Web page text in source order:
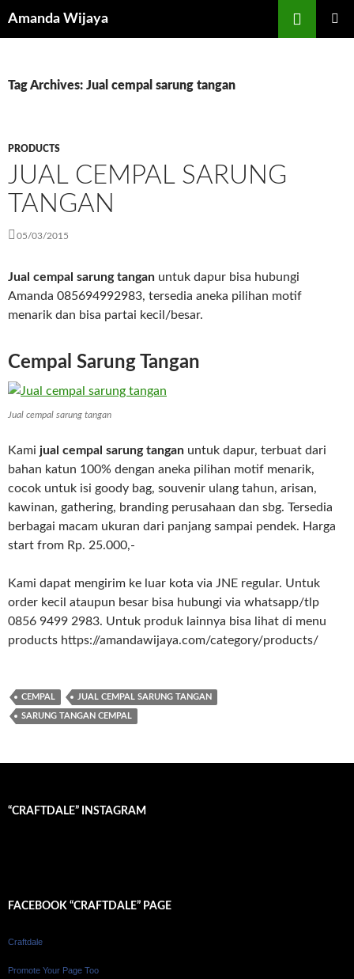
Amanda Wijaya
Tag Archives: Jual cempal sarung tangan
PRODUCTS
JUAL CEMPAL SARUNG
TANGAN
05/03/2015
Jual cempal sarung tangan untuk dapur bisa hubungi
Amanda 085694992983, tersedia aneka pilihan motif
menarik dan bisa partai kecil/besar.
Cempal Sarung Tangan
Jual cempal sarung tangan
Kami jual cempal sarung tangan untuk dapur, terbuat dari
bahan katun 100% dengan aneka pilihan motif menarik,
cocok untuk isi goody bag, souvenir ulang tahun, arisan,
kawinan, gathering, branding perusahaan dan sbg. Tersedia
berbagai macam ukuran dari panjang sampai pendek. Harga
start from Rp. 25.000,-
Kami dapat mengirim ke luar kota via JNE regular. Untuk
order kecil ataupun besar bisa hubungi via whatsapp/tlp
0856 9499 2983. Untuk produk lainnya bisa lihat di menu
products https://amandawijaya.com/category/products/
CEMPAL JUAL CEMPAL SARUNG TANGAN
SARUNG TANGAN CEMPAL
“CRAFTDALE” INSTAGRAM
FACEBOOK “CRAFTDALE” PAGE
Craftdale
Promote Your Page Too